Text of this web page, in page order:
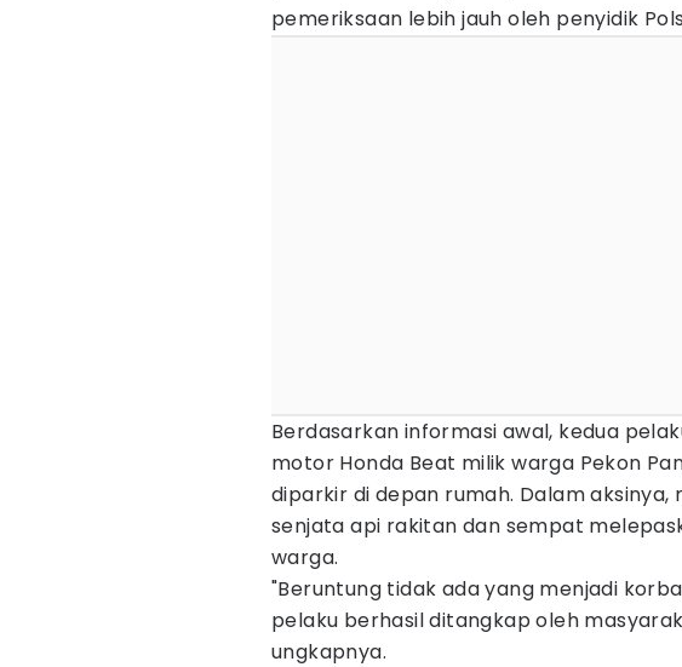
pemeriksaan lebih jauh oleh penyidik
Berdasarkan informasi awal, kedua
motor Honda Beat milik warga Pekon
diparkir di depan rumah. Dalam
senjata api rakitan dan sempat
warga.
"Beruntung tidak ada yang menjadi
pelaku berhasil ditangkap oleh
ungkapnya.